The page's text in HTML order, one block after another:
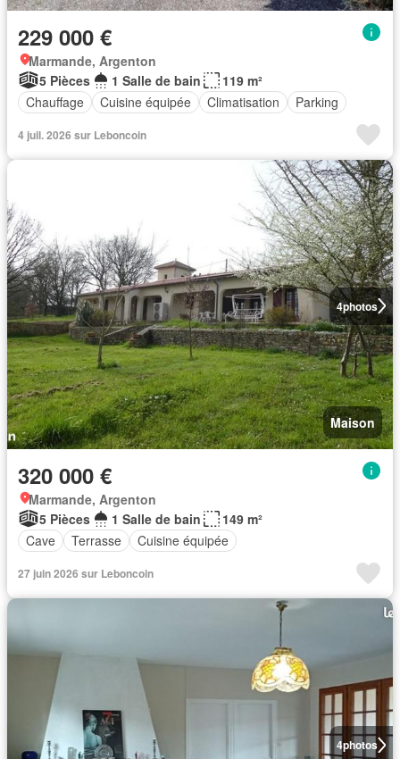
229 000 €
Marmande, Argenton
5 Pièces
1 Salle de bain
119 m²
Chauffage
Cuisine équipée Climatisation Parking
4 juil. 2026 sur Leboncoin
4photos
Maison
320 000 €
Marmande, Argenton
5 Pièces
1 Salle de bain
149 m²
Cave
Terrasse Cuisine équipée
27 juin 2026 sur Leboncoin
4photos